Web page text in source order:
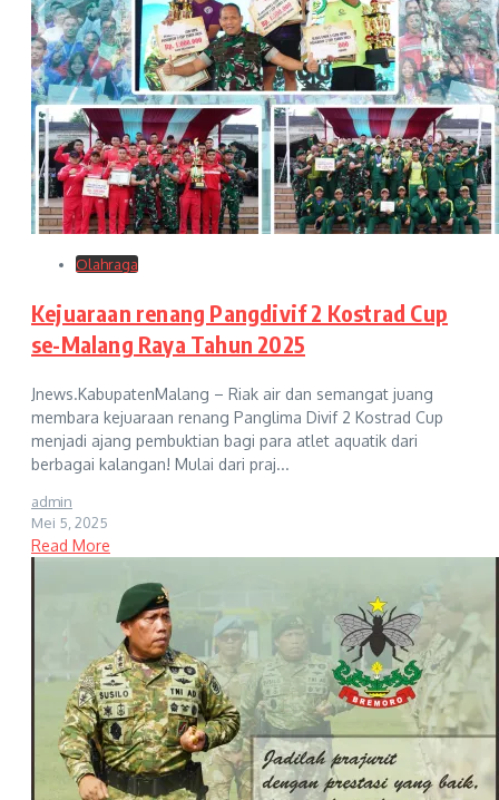
Olahraga
Kejuaraan renang Pangdivif 2 Kostrad Cup
se-Malang Raya Tahun 2025
Jnews.KabupatenMalang – Riak air dan semangat juang
membara kejuaraan renang Panglima Divif 2 Kostrad Cup
menjadi ajang pembuktian bagi para atlet aquatik dari
berbagai kalangan! Mulai dari praj...
admin
Mei 5, 2025
Read More